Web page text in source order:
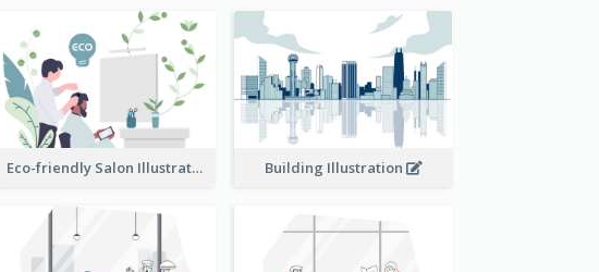
Eco-friendly Salon Illustration Building Illustration